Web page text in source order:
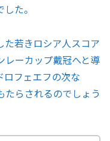
た。
若きロシア人スコア
レーカップ戴冠へと導
ロフェエフの次な
たらされるのでしょう